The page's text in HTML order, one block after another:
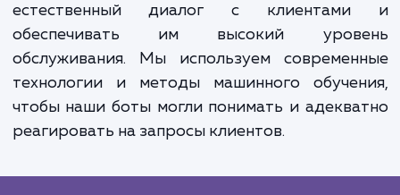
рекомендации.
Процесс разработки бота в нашем
прозрачен и включает в себя
обратную связь с клиентом. Мы даем
полный контроль над